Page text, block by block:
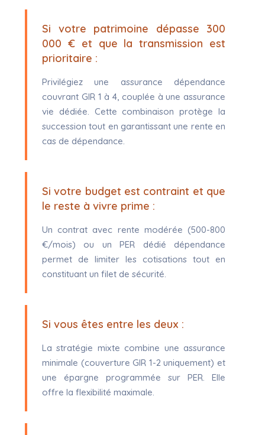
Si votre patrimoine dépasse 300
000 € et que la transmission est
prioritaire :
Privilégiez une assurance dépendance
couvrant GIR 1 à 4, couplée à une assurance
vie dédiée. Cette combinaison protège la
succession tout en garantissant une rente en
cas de dépendance.
Si votre budget est contraint et que
le reste à vivre prime :
Un contrat avec rente modérée (500-800
€/mois) ou un PER dédié dépendance
permet de limiter les cotisations tout en
constituant un filet de sécurité.
Si vous êtes entre les deux :
La stratégie mixte combine une assurance
minimale (couverture GIR 1-2 uniquement) et
une épargne programmée sur PER. Elle
offre la flexibilité maximale.